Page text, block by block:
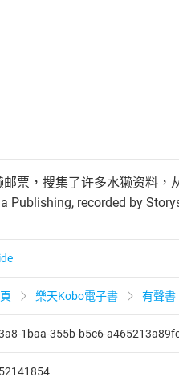
票，搜集了许多水獭资料
Publishing, recorded by
樂天Kobo電子書 有聲書
1baa-355b-b5c6-